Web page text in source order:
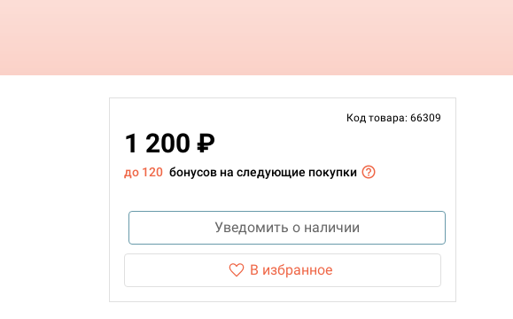
Код товара: 66309
1 200 ₽
до 120 бонусов на следующие покупки
Уведомить о наличии
В избранное